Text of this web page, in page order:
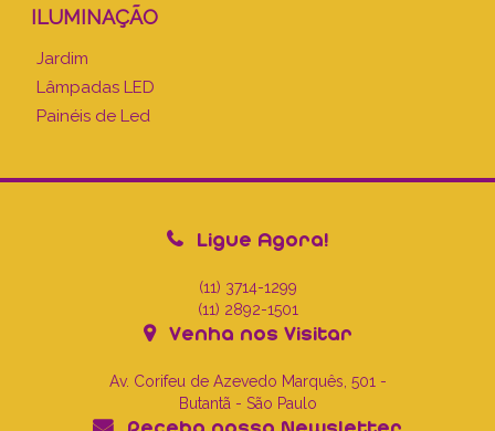
ILUMINAÇÃO
Jardim
Lâmpadas LED
Painéis de Led
Ligue Agora!
(11) 3714-1299
(11) 2892-1501
Venha nos Visitar
Av. Corifeu de Azevedo Marquês, 501 -
Butantã - São Paulo